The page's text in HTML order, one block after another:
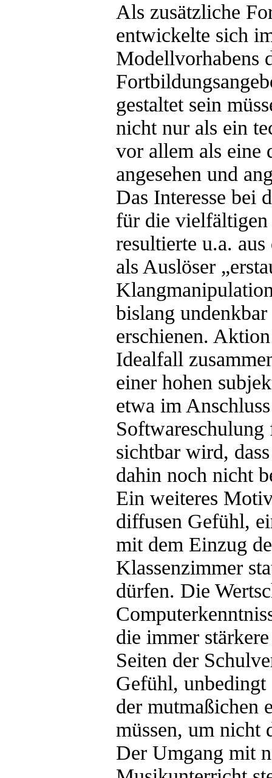
Als zusätzliche
entwickelte sich
Modellvorhabens
gestaltet sein
nicht nur als ein
vor allem als eine
angesehen und
Das Interesse bei
für die
resultierte u.a.
als Auslöser
bislang
erschienen.
Idealfall
einer hohen
etwa im
sichtbar wird,
dahin noch nicht
Ein weiteres
diffusen Gefühl,
mit dem Einzug
Klassenzimmer
dürfen. Die
die immer
Seiten der
Gefühl,
der mutmaßichen
müssen, um nicht
Der Umgang mit